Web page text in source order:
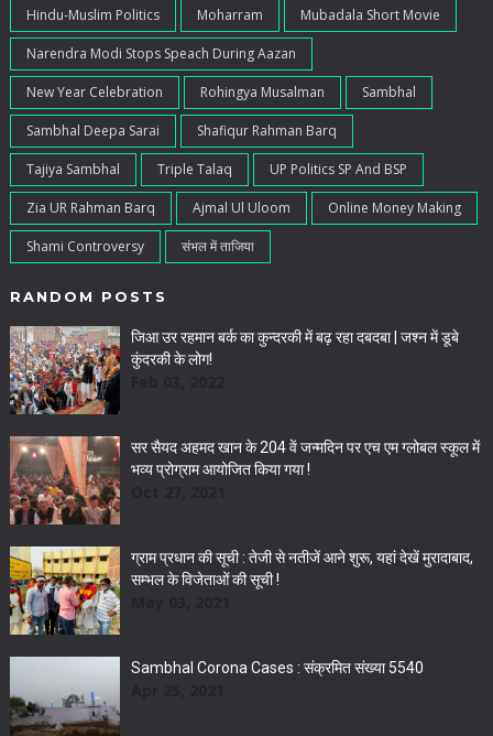
Hindu-Muslim Politics Moharram Mubadala Short Movie
Narendra Modi Stops Speach During Aazan
New Year Celebration Rohingya Musalman Sambhal
Sambhal Deepa Sarai Shafiqur Rahman Barq
Tajiya Sambhal Triple Talaq UP Politics SP And BSP
Zia UR Rahman Barq Ajmal Ul Uloom Online Money Making
Shami Controversy संभल में ताजिया
RANDOM POSTS
जिआ उर रहमान बर्क का कुन्दरकी में बढ़ रहा दबदबा | जश्न में डूबे
कुंदरकी के लोग!
सर सैयद अहमद खान के 204 वें जन्मदिन पर एच एम ग्लोबल स्कूल में
भव्य प्रोग्राम आयोजित किया गया !
ग्राम प्रधान की सूची : तेजी से नतीजें आने शुरू, यहां देखें मुरादाबाद,
सम्‍भल के व‍िजेताओं की सूची !
Sambhal Corona Cases : संक्रमित संख्या 5540